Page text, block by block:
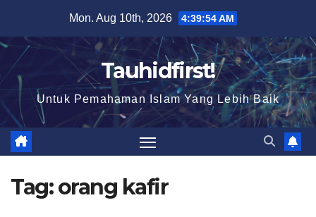
content
Mon. Aug 10th, 2026 4:39:55 AM
Tauhidfirst!
Untuk Pemahaman Islam Yang Lebih Baik
Tag:orang kafir